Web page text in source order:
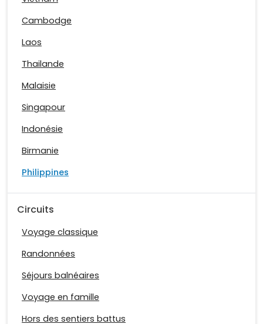
Cambodge
Laos
Thailande
Malaisie
Singapour
Indonésie
Birmanie
Philippines
Circuits
Voyage classique
Randonnées
Séjours balnéaires
Voyage en famille
Hors des sentiers battus